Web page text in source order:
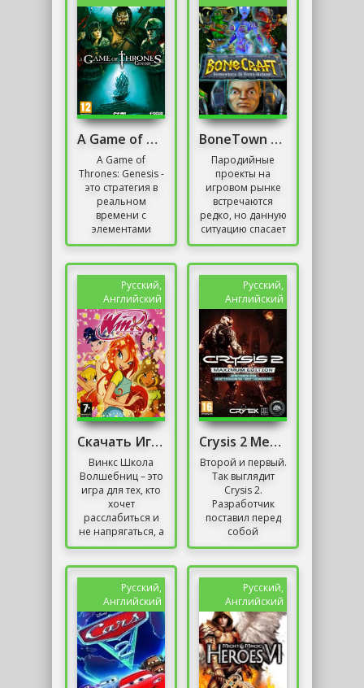
A Game of Thrones: Genesis
A Game of
Thrones: Genesis -
это стратегия в
реальном
времени с
элементами
поворота.
фэнтезийной
стране Вестерос,
известной по...
BoneTown BoneCraft
Пародийные
проекты на
игровом рынке
встречаются
редко, но данную
ситуацию спасает
студия D-Dub
BoneTown:BoneCraft.
Это две игры...
Русский,
Английский
Скачать Игру Винкс Школа Волшебниц на Компьютер
Винкс Школа
Волшебниц – это
игра для тех, кто
хочет
расслабиться и
не напрягаться, а
также
игры. Как
задумывал...
Русский,
Английский
Crysis 2 Механики
Второй и первый.
Так выглядит
Crysis 2.
Разработчик
поставил перед
собой
амбициозную
могли
любоваться
тропическими
джунглями,...
Русский,
Английский
Русский,
Английский